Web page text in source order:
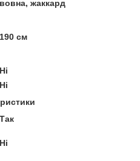
вовна, жаккард
190 см
Ні
Ні
Так
Ні